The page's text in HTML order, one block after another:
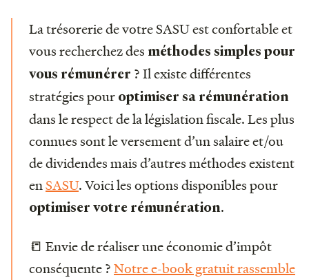
La trésorerie de votre SASU est confortable et
vous recherchez des méthodes simples pour
vous rémunérer ? Il existe différentes
stratégies pour optimiser sa rémunération
dans le respect de la législation fiscale. Les plus
connues sont le versement d’un salaire et/ou
de dividendes mais d’autres méthodes existent
enSASU. Voici les options disponibles pour
optimiser votre rémunération.
📒 Envie de réaliser une économie d’impôt
conséquente ?Notre e-book gratuit rassemble